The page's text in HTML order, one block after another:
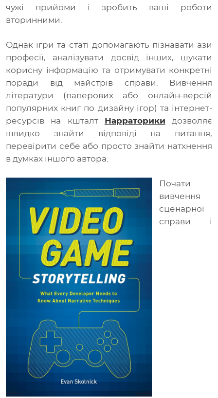
чужі прийоми і зробить ваші роботи
вторинними.
Однак ігри та статі допомагають пізнавати ази
професії, аналізувати досвід інших, шукати
корисну інформацію та отримувати конкретні
поради від майстрів справи. Вивчення
літератури (паперових або онлайн-версій
популярних книг по дизайну ігор) та інтернет-
ресурсів на кшталт
Нарраторики дозволяє
швидко знайти відповіді на питання,
перевірити себе або просто знайти натхнення
в думках іншого автора.
Почати
вивчення
сценарної
справи і